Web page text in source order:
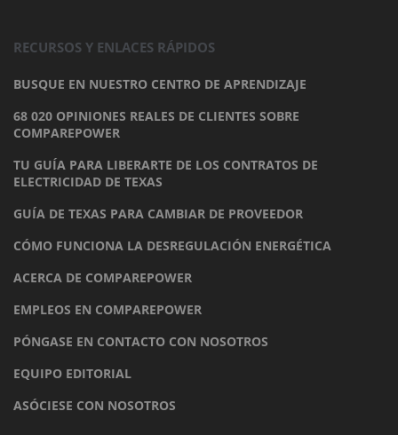
RECURSOS Y ENLACES RÁPIDOS
BUSQUE EN NUESTRO CENTRO DE APRENDIZAJE
68 020 OPINIONES REALES DE CLIENTES SOBRE
COMPAREPOWER
TU GUÍA PARA LIBERARTE DE LOS CONTRATOS DE
ELECTRICIDAD DE TEXAS
GUÍA DE TEXAS PARA CAMBIAR DE PROVEEDOR
CÓMO FUNCIONA LA DESREGULACIÓN ENERGÉTICA
ACERCA DE COMPAREPOWER
EMPLEOS EN COMPAREPOWER
PÓNGASE EN CONTACTO CON NOSOTROS
EQUIPO EDITORIAL
ASÓCIESE CON NOSOTROS